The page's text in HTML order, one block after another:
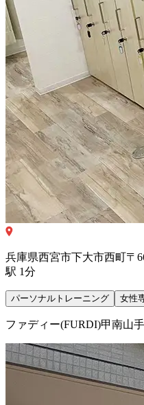
兵庫県西宮市下大市西町〒
駅 1分
パーソナルトレーニング 女性
ファディー(FURDI)甲南山